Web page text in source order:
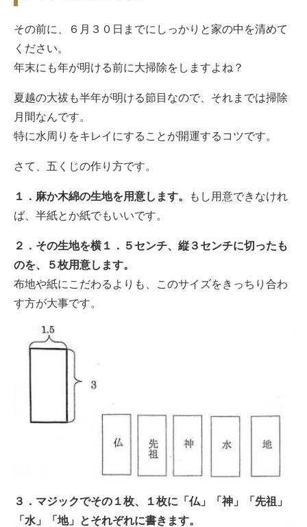
その前に、６月３０日までにしっかりと家の中を清めて
ください。
年末にも年が明ける前に大掃除をしますよね？
夏越の大祓も半年が明ける節目なので、それまでは掃除
月間なんです。
特に水周りをキレイにすることが開運するコツです。
さて、五くじの作り方です。
１．麻か木綿の生地を用意します。
もし用意できなけれ
ば、半紙とか紙でもいいです。
２．その生地を横１．５センチ、縦３センチに切ったも
のを、５枚用意します。
布地や紙にこだわるよりも、このサイズをきっちり合わ
す方が大事です。
３．マジックでその１枚、１枚に「仏」「神」「先祖」
「水」「地」とそれぞれに書きます。